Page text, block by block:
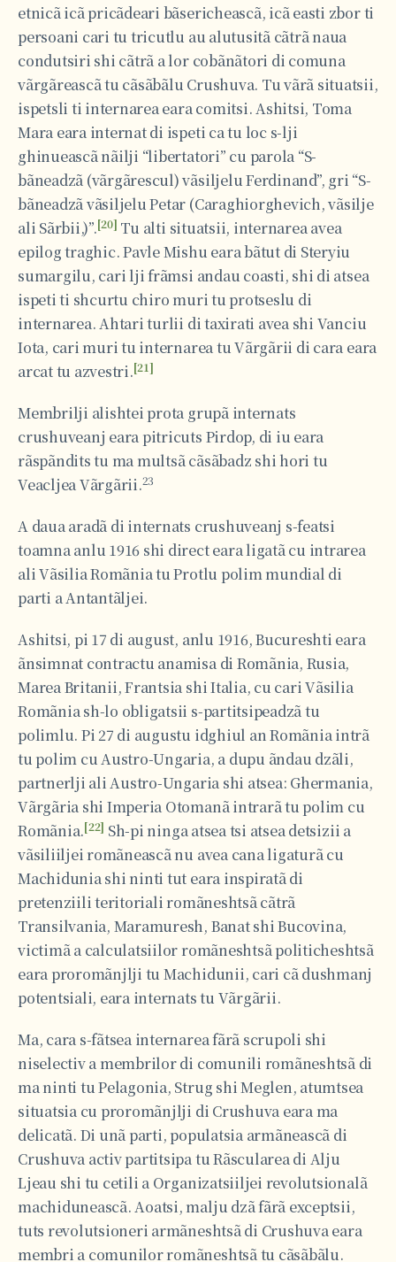
etnicã icã pricãdeari bãsericheascã, icã easti zbor ti
persoani cari tu tricutlu au alutusitã cãtrã naua
condutsiri shi cãtrã a lor cobãnãtori di comuna
vãrgãreascã tu cãsãbãlu Crushuva. Tu vãrã situatsii,
ispetsli ti internarea eara comitsi. Ashitsi, Toma
Mara eara internat di ispeti ca tu loc s-lji
ghinueascã nãilji “libertatori” cu parola “S-
bãneadzã (vãrgãrescul) vãsiljelu Ferdinand”, gri “S-
bãneadzã vãsiljelu Petar (Caraghiorghevich, vãsilje
ali Sãrbii,)”.[20] Tu alti situatsii, internarea avea
epilog traghic. Pavle Mishu eara bãtut di Steryiu
sumargilu, cari lji frãmsi andau coasti, shi di atsea
ispeti ti shcurtu chiro muri tu protseslu di
internarea. Ahtari turlii di taxirati avea shi Vanciu
Iota, cari muri tu internarea tu Vãrgãrii di cara eara
arcat tu azvestri.[21]
Membrilji alishtei prota grupã internats
crushuveanj eara pitricuts Pirdop, di iu eara
rãspãndits tu ma multsã cãsãbadz shi hori tu
Veacljea Vãrgãrii.23
A daua aradã di internats crushuveanj s-featsi
toamna anlu 1916 shi direct eara ligatã cu intrarea
ali Vãsilia Romãnia tu Protlu polim mundial di
parti a Antantãljei.
Ashitsi, pi 17 di august, anlu 1916, Bucureshti eara
ãnsimnat contractu anamisa di Romãnia, Rusia,
Marea Britanii, Frantsia shi Italia, cu cari Vãsilia
Romãnia sh-lo obligatsii s-partitsipeadzã tu
polimlu. Pi 27 di augustu idghiul an Romãnia intrã
tu polim cu Austro-Ungaria, a dupu ãndau dzãli,
partnerlji ali Austro-Ungaria shi atsea: Ghermania,
Vãrgãria shi Imperia Otomanã intrarã tu polim cu
Romãnia.[22] Sh-pi ninga atsea tsi atsea detsizii a
vãsiliiljei romãneascã nu avea cana ligaturã cu
Machidunia shi ninti tut eara inspiratã di
pretenziili teritoriali romãneshtsã cãtrã
Transilvania, Maramuresh, Banat shi Bucovina,
victimã a calculatsiilor romãneshtsã politicheshtsã
eara proromãnjlji tu Machidunii, cari cã dushmanj
potentsiali, eara internats tu Vãrgãrii.
Ma, cara s-fãtsea internarea fãrã scrupoli shi
niselectiv a membrilor di comunili romãneshtsã di
ma ninti tu Pelagonia, Strug shi Meglen, atumtsea
situatsia cu proromãnjlji di Crushuva eara ma
delicatã. Di unã parti, populatsia armãneascã di
Crushuva activ partitsipa tu Rãscularea di Alju
Ljeau shi tu cetili a Organizatsiiljei revolutsionalã
machiduneascã. Aoatsi, malju dzã fãrã exceptsii,
tuts revolutsioneri armãneshtsã di Crushuva eara
membri a comunilor romãneshtsã tu cãsãbãlu.